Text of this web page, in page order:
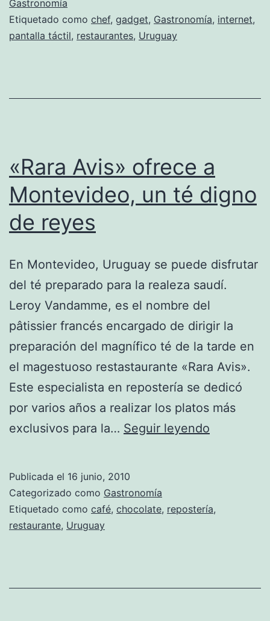
sólo
presionar
Gastronomía
Etiquetado como chef, gadget, Gastronomía, internet,
pantalla táctil, restaurantes, Uruguay
«Rara Avis» ofrece a
Montevideo, un té digno
de reyes
En Montevideo, Uruguay se puede disfrutar
del té preparado para la realeza saudí.
Leroy Vandamme, es el nombre del
pâtissier francés encargado de dirigir la
preparación del magnífico té de la tarde en
el magestuoso restastaurante «Rara Avis».
Este especialista en repostería se dedicó
por varios años a realizar los platos más
exclusivos para la… Seguir leyendo
de
Publicada el 16 junio, 2010
Categorizado como Gastronomía
Etiquetado como café, chocolate, repostería,
restaurante, Uruguay